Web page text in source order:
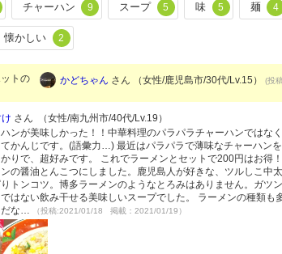
チャーハン 9 スープ 5 味 5 麺 4
懐かしい 2
トの
かどちゃん さん （女性/鹿児島市/30代/Lv.15） (投
さん （女性/南九州市/40代/Lv.19）
ンが美味しかった！！中華料理のパラパラチャーハンではな
かんじです。(語彙力…) 最近はパラパラで薄味なチャーハン
りで、超好みです。 これでラーメンとセットで200円はお得
の醤油とんこつにしました。鹿児島人が好きな、ツルしこ中
トンコツ。博多ラーメンのようなとろみはありません。ガツ
はない飲み干せる美味しいスープでした。 ラーメンの種類
だな…
（投稿:2021/01/18 掲載：2021/01/19）